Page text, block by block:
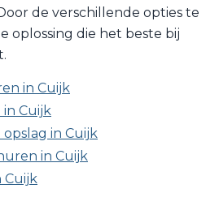
de verschillende opties te
oplossing die het beste bij
in Cuijk
in Cuijk
opslag in Cuijk
in Cuijk
Cuijk